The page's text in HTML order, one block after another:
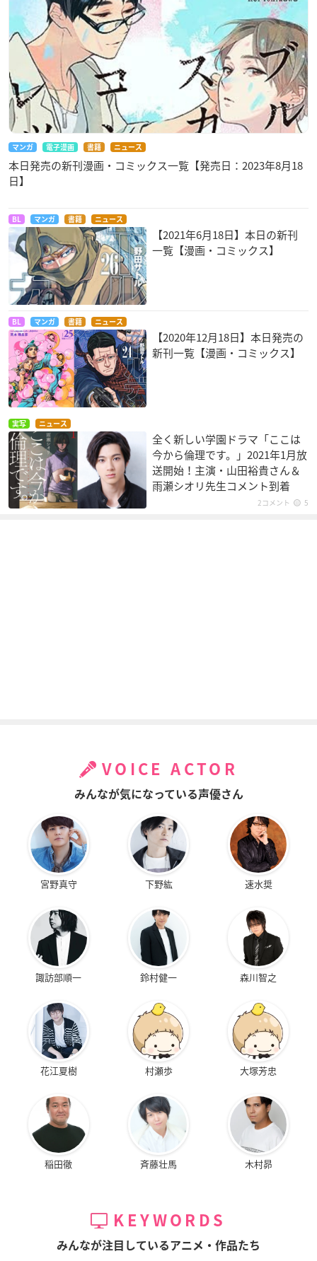
マンガ 電子漫画 書籍 ニュース
本日発売の新刊漫画・コミックス一覧【発売日：2023年8月18
日】
BL マンガ 書籍 ニュース
【2021年6月18日】本日の新刊
一覧【漫画・コミックス】
BL マンガ 書籍 ニュース
【2020年12月18日】本日発売の
新刊一覧【漫画・コミックス】
実写 ニュース
全く新しい学園ドラマ「ここは
今から倫理です。」2021年1月放
送開始！主演・山田裕貴さん＆
雨瀬シオリ先生コメント到着
2コメント 5
VOICE ACTOR
みんなが気になっている声優さん
宮野真守 下野紘 速水奨
諏訪部順一 鈴村健一 森川智之
花江夏樹 村瀬歩 大塚芳忠
稲田徹 斉藤壮馬 木村昴
KEYWORDS
みんなが注目しているアニメ・作品たち